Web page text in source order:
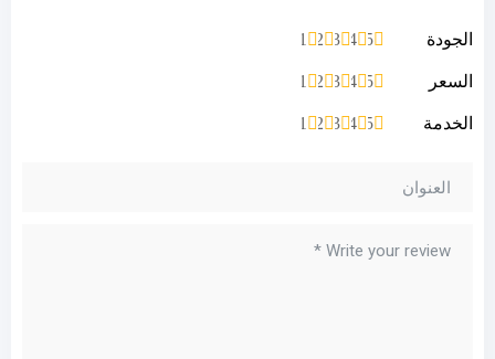
الجودة 5
4
3
2
1
السعر 5
4
3
2
1
الخدمة 5
4
3
2
1